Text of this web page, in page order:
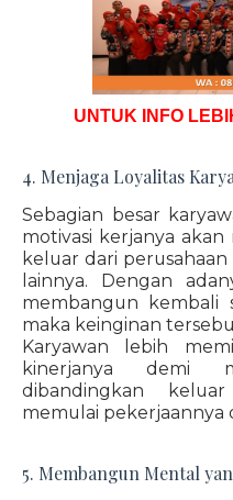
UNTUK INFO
4. Menjaga Loyalitas
Sebagian besar
motivasi kerjanya
keluar dari
lainnya. Dengan
membangun kembali
maka keinginan
Karyawan lebih
kinerjanya demi
dibandingkan
memulai pekerjaannya
5. Membangun Mental